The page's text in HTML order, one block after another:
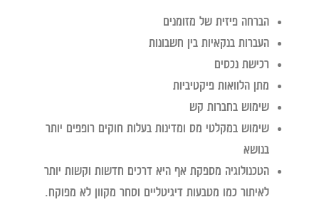
הברחה פיזית של מזומנים
העברות בנקאיות בין חשבונות
רכישת נכסים
מתן הלוואות פיקטיביות
שימוש בחברות קש
שימוש במקלטי מס ומדינות בעלות חוקים רופפים יותר
בנושא
הטכנולוגיה מספקת אף היא דרכים חדשות וקשות יותר
לאיתור כמו מטבעות דיגיטליים וסחר מקוון לא מפוקח.